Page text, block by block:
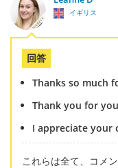
イギリス
回答
Thanks so much
Thank you for
I appreciate your
これらは全て、コメ